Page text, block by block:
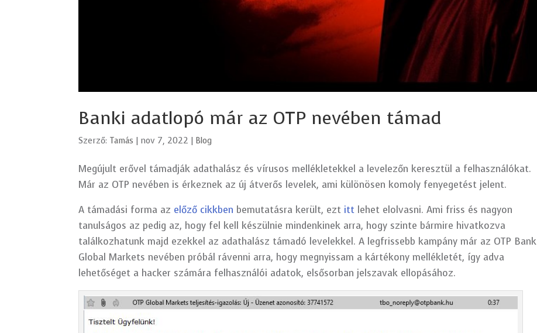
Banki adatlopó már az OTP nevében támad
Szerző: Tamás nov 7, 2022 Blog
Megújult erővel támadják adathalász és vírusos mellékletekkel a levelezőn keresztül a felhasználókat.
Már az OTP nevében is érkeznek az új átverős levelek, ami különösen komoly fenyegetést jelent.
A támadási forma az előző cikkben bemutatásra került, ezt itt lehet elolvasni. Ami friss és nagyon
tanulságos az pedig az, hogy fel kell készülnie mindenkinek arra, hogy szinte bármire hivatkozva
találkozhatunk majd ezekkel az adathalász támadó levelekkel. A legfrissebb kampány már az OTP Bank
Global Markets nevében próbál rávenni arra, hogy megnyissam a kártékony mellékletét, így adva
lehetőséget a hacker számára felhasználói adatok, elsősorban jelszavak ellopásához.